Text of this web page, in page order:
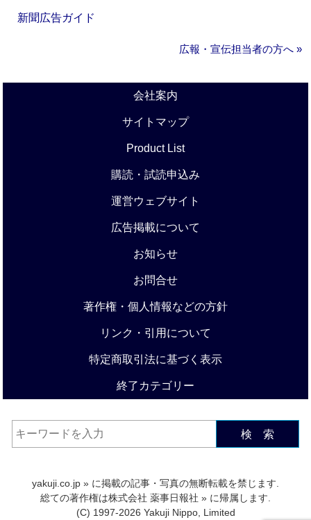
新聞広告ガイド
広報・宣伝担当者の方へ »
会社案内
サイトマップ
Product List
購読・試読申込み
運営ウェブサイト
広告掲載について
お知らせ
お問合せ
著作権・個人情報などの方針
リンク・引用について
特定商取引法に基づく表示
終了カテゴリー
検 索
yakuji.co.jp » に掲載の記事・写真の無断転載を禁じます.
総ての著作権は株式会社 薬事日報社 » に帰属します.
(C) 1997-2026 Yakuji Nippo, Limited